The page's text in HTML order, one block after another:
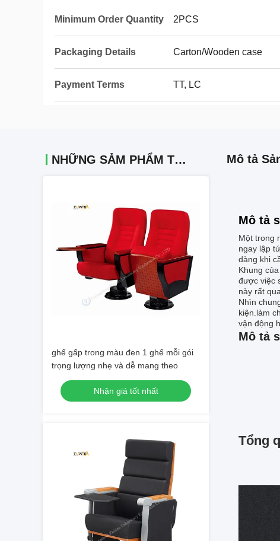
Minimum Order Quantity 2PCS
Packaging Details Carton/Wooden case
Payment Terms TT, LC
NHỮNG SẢM PHẨM TƯƠNG TỰ
ghế gấp trong màu đen 1 ghế mỗi gói
trọng lượng nhẹ và dễ mang theo
Nhận giá tốt nhất
Mô tả
Mô tả
Một trong
ngay lập
dàng khi
Khung
được việc
này rất
Nhìn
kiện.làm
vận động
Mô tả
Tổng